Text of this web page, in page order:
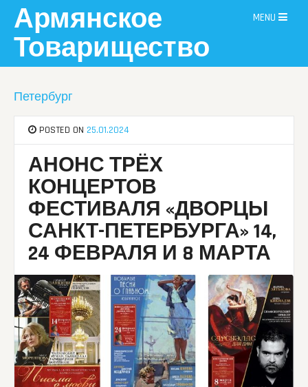
content
Армянское
Товарищество
MENU
Петербург
POSTED ON 25.01.2024
АНОНС ТРЁХ
КОНЦЕРТОВ
ФЕСТИВАЛЯ «ДВОРЦЫ
САНКТ-ПЕТЕРБУРГА» 14,
24 ФЕВРАЛЯ И 8 МАРТА